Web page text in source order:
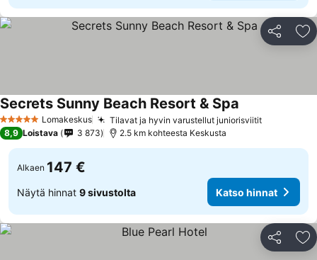
Jaa
5 TähtiluokitusLomakeskus Tilavat ja hyvin varustellut juniorisviitit
Secrets Sunny Beach Resort & Spa
8,9 Loistava 3 873 2.5 km kohteesta Keskusta
Alkaen 147 €
Näytä hinnat 9 sivustolta Katso hinnat
Jaa